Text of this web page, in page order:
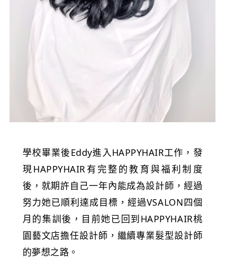
學校畢業後Eddy進入HAPPYHAIR工作，發
現HAPPYHAIR有完整的教育與福利制度
後，就期許自己一年內能成為設計師，經過
努力她已順利達成目標，經過VSALON四個
月的集訓後，目前她已回到HAPPYHAIR桃
園藝文店擔任設計師，繼續專業髮型設計師
的夢想之路。